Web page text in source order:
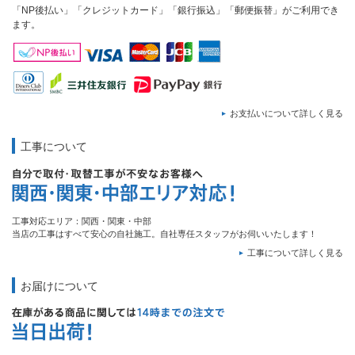
「NP後払い」「クレジットカード」「銀行振込」「郵便振替」がご利用でき
ます。
お支払いについて詳しく見る
工事について
工事対応エリア：関西・関東・中部
当店の工事はすべて安心の自社施工。自社専任スタッフがお伺いいたします！
工事について詳しく見る
お届けについて